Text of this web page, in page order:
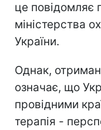
це повідомляє
міністерства
України.
Однак,
означає, що
провідними
терапія -